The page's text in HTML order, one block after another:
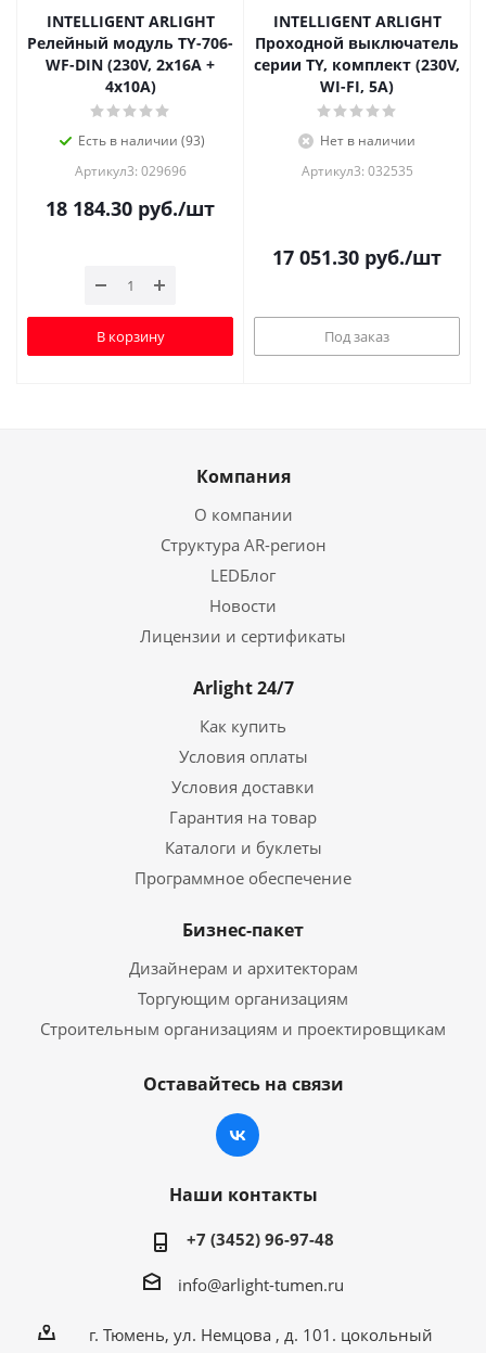
INTELLIGENT ARLIGHT
Релейный модуль TY-706-
WF-DIN (230V, 2х16A +
4х10А)
Есть в наличии (93)
Артикул3: 029696
18 184.30 руб./шт
В корзину
INTELLIGENT ARLIGHT
Проходной выключатель
серии TY, комплект (230V,
WI-FI, 5A)
Нет в наличии
Артикул3: 032535
17 051.30 руб./шт
Под заказ
Компания
О компании
Структура AR-регион
LEDБлог
Новости
Лицензии и сертификаты
Arlight 24/7
Как купить
Условия оплаты
Условия доставки
Гарантия на товар
Каталоги и буклеты
Программное обеспечение
Бизнес-пакет
Дизайнерам и архитекторам
Торгующим организациям
Строительным организациям и проектировщикам
Оставайтесь на связи
Наши контакты
+7 (3452) 96-97-48
info@arlight-tumen.ru
г. Тюмень, ул. Немцова , д. 101. цокольный